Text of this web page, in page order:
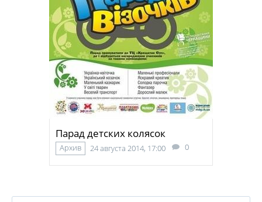
Парад детских колясок
Архив 24 августа 2014, 17:00 0